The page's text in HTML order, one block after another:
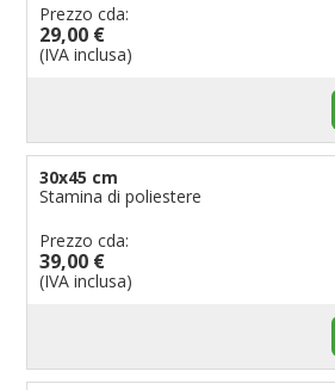
Prezzo cda:
29,00 €
(IVA inclusa)
30x45 cm
Stamina di poliestere
Prezzo cda:
39,00 €
(IVA inclusa)